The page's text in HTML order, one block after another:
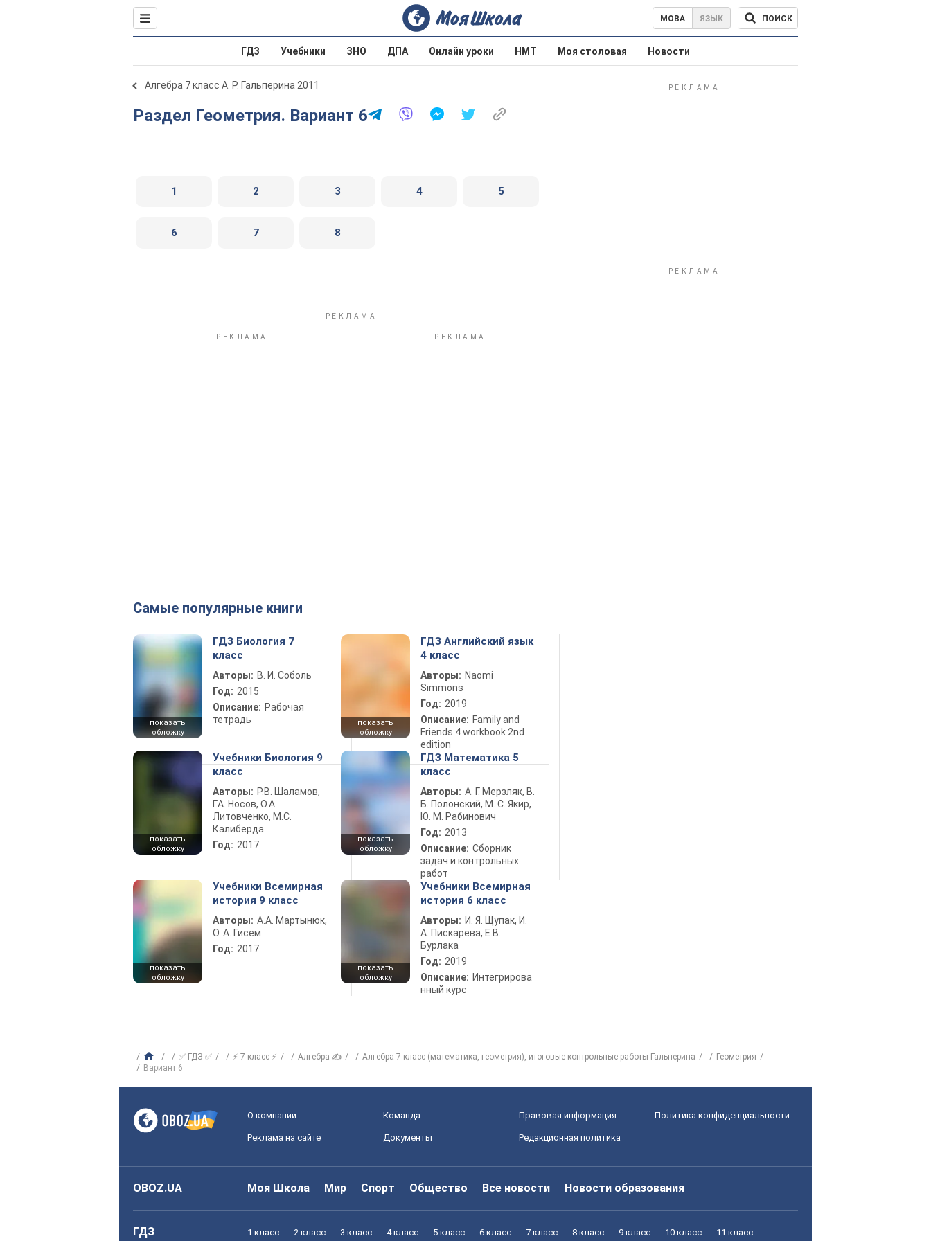
МОВА ЯЗЫК ПОИСК
ГДЗ Учебники ЗНО ДПА Онлайн уроки НМТ Моя столовая Новости
Алгебра 7 класс А. Р. Гальперина 2011
Раздел Геометрия. Вариант 6
1 2 3 4 5
6 7 8
Самые популярные книги
показать
обложку
ГДЗ Биология 7
класс
Авторы: В. И. Соболь
Год: 2015
Описание: Рабочая
тетрадь
показать
обложку
ГДЗ Английский язык
4 класс
Авторы: Naomi
Simmons
Год: 2019
Описание: Family and
Friends 4 workbook 2nd
edition
показать
обложку
Учебники Биология 9
класс
Авторы: Р.В. Шаламов,
Г.А. Носов, О.А.
Литовченко, М.С.
Калиберда
Год: 2017
показать
обложку
ГДЗ Математика 5
класс
Авторы: А. Г. Мерзляк, В.
Б. Полонский, М. С. Якир,
Ю. М. Рабинович
Год: 2013
Описание: Сборник
задач и контрольных
работ
показать
обложку
Учебники Всемирная
история 9 класс
Авторы: А.А. Мартынюк,
О. А. Гисем
Год: 2017
показать
обложку
Учебники Всемирная
история 6 класс
Авторы: И. Я. Щупак, И.
А. Пискарева, Е.В.
Бурлака
Год: 2019
Описание: Интегрирова
нный курс
✅ ГДЗ ✅ ⚡ 7 класс ⚡ Алгебра ✍ Алгебра 7 класс (математика, геометрия), итоговые контрольные работы Гальперина
Геометрия
Вариант 6
О компании Команда Правовая информация Политика конфиденциальности
Реклама на сайте Документы Редакционная политика
OBOZ.UA Моя Школа Мир Спорт Общество Все новости Новости образования
ГДЗ 1 класс 2 класс 3 класс 4 класс 5 класс 6 класс 7 класс 8 класс 9 класс 10 класс 11 класс